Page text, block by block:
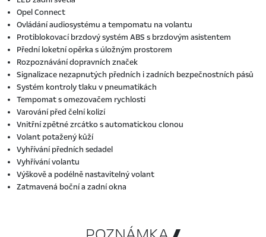
Opel Connect
Ovládání audiosystému a tempomatu na volantu
Protiblokovací brzdový systém ABS s brzdovým asistentem
Přední loketní opěrka s úložným prostorem
Rozpoznávání dopravních značek
Signalizace nezapnutých předních i zadních bezpečnostních pásů
Systém kontroly tlaku v pneumatikách
Tempomat s omezovačem rychlosti
Varování před čelní kolizí
Vnitřní zpětné zrcátko s automatickou clonou
Volant potažený kůží
Vyhřívání předních sedadel
Vyhřívání volantu
Výškově a podélně nastavitelný volant
Zatmavená boční a zadní okna